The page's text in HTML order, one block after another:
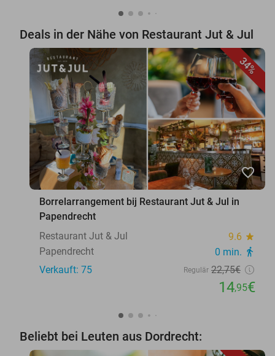
Deals in der Nähe von Restaurant Jut & Jul
34%
favorite_border
Borrelarrangement bij Restaurant Jut & Jul in
Papendrecht
Restaurant Jut & Jul
9.6 star
Papendrecht 0 min. directions_walk
Verkauft: 75 Regulär 22,75€
14,95€
Beliebt bei Leuten aus Dordrecht: